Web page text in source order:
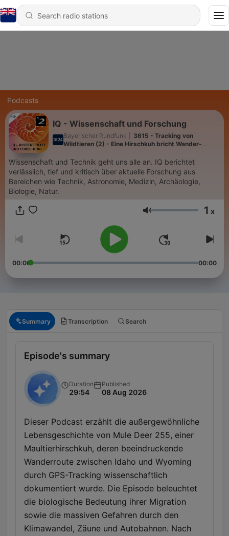
Podcasts
IQ - Wissenschaft und Forschung
Bayerischer Rundfunk
3615 - Tracking von
Wildtieren (2) - Eine Hirschkuh bricht Wander-
Wissenschaft und Technik geht uns alle an. IQ berichtet
verlässlich, tief und kritisch über aktuelle Forschung aus
Bereichen wie Technik, Astronomie, Medizin, Archäologie,
Biologie, Natur.
Volume 1 x
00:00 00:00
Summary Transcription Search
Episode's summary
Duration
29:54
Published
08 Aug 2026
Dieser Podcast erzählt die außergewöhnliche
Lebensgeschichte von Mule Deer 255, einer
Maultierhirschkuh, deren beeindruckende
Wanderroute zwischen Idaho und Wyoming
durch GPS-Tracking wissenschaftlich
dokumentiert wurde. Die Episode beleuchtet
die biologische Bedeutung ihrer Migration
sowie die massiven Gefahren durch den
Klimawandel, Zäune und Autobahnen. Nach